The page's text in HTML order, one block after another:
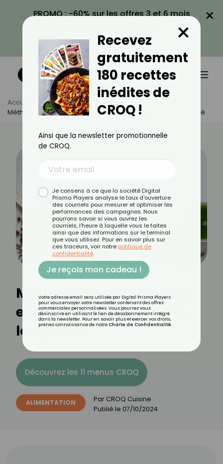
PROMO : -60% sur les offres 3 et 6 mois
VOIR LA PROMO
×
Accueil Actus
Alimentation
Méthode Sirtfood : Maigrir En Activant Les Gènes De Longévité
Méthode Sirtfood : maigrir
en activant les gènes de
longévité
Découvrez les 11 menus CROQ
ALIMENTATION Par CROQ Cuisine
Publié le 07/10/2024
Recevez
gratuitement
180 recettes
inédites de
CROQ !
×
Ainsi que la newsletter promotionnelle
de CROQ.
Je consens à ce que la société Digital
Prisma Players analyse le taux d'ouverture
des courriels pour mesurer et optimiser les
performances des campagnes. Nous
pourrons savoir si vous ouvrez les
courriels, l'heure à laquelle vous le faites
ainsi que des informations sur le terminal
que vous utilisez. Pour en savoir plus sur
ces traceurs, voir notre politique de
confidentialité.
Je reçois mon cadeau !
Votre adresse email sera utilisée par Digital Prisma Players
pour vous envoyer votre newsletter contenant des offres
commerciales personnalisées. Vous pourrez vous
désinscrire en utilisant le lien de désabonnement intégré
dans la newsletter. Pour en savoir plus et exercer vos droits,
prenez connaissance de notre Charte de Confidentialité.